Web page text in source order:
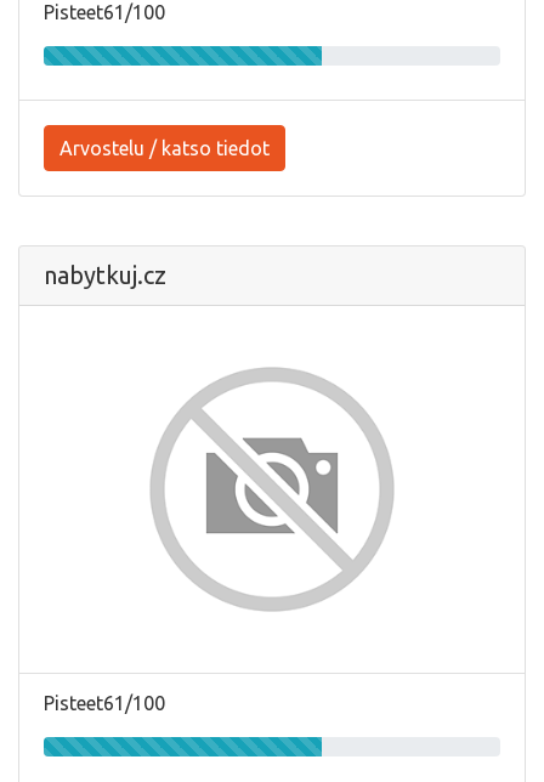
Pisteet61/100
Arvostelu / katso tiedot
nabytkuj.cz
Pisteet61/100